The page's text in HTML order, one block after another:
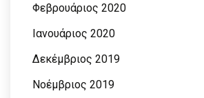
Φεβρουάριος 2020
Ιανουάριος 2020
Δεκέμβριος 2019
Νοέμβριος 2019